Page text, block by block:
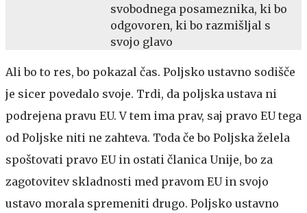
svobodnega posameznika, ki bo
odgovoren, ki bo razmišljal s
svojo glavo
Ali bo to res, bo pokazal čas. Poljsko ustavno sodišče
je sicer povedalo svoje. Trdi, da poljska ustava ni
podrejena pravu EU. V tem ima prav, saj pravo EU tega
od Poljske niti ne zahteva. Toda če bo Poljska želela
spoštovati pravo EU in ostati članica Unije, bo za
zagotovitev skladnosti med pravom EU in svojo
ustavo morala spremeniti drugo. Poljsko ustavno